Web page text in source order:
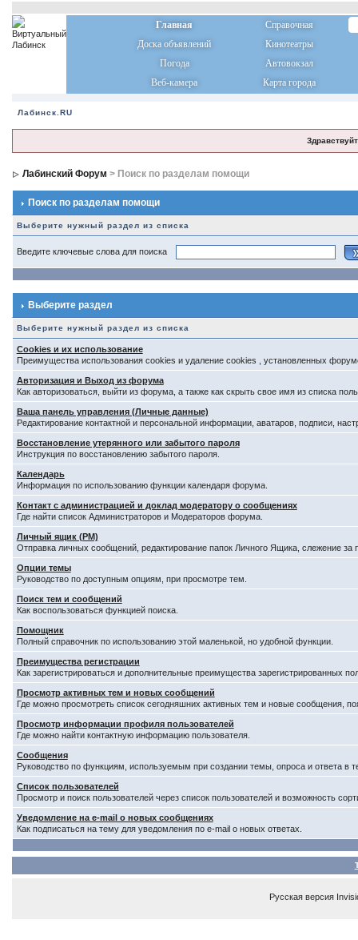
Главная
Справочная
Доска объявлений
Кинотеатры
Погода
Автовокзал
Веб-камера
Карта города
Лабинск.RU
Лабинский Форум > Поиск по разделам помощи
Поиск по разделам помощи
Выберите нужный раздел из списка
Введите ключевые слова для поиска
Выберите раздел
Выберите нужный раздел из списка
Cookies и их использование
Преимущества использования cookies и удаление cookies , установленных
Авторизация и Выход из форума
Как авторизоваться, выйти из форума, а также как скрыть свое имя из списка
Ваша панель управления (Личные данные)
Редактирование контактной и персональной информации, аватаров, подписи,
Восстановление утерянного или забытого пароля
Инструкция по восстановлению забытого пароля.
Календарь
Информация по использованию функции календаря форума.
Контакт с администрацией и доклад модератору о сообщениях
Где найти список Администраторов и Модераторов форума.
Личный ящик (PM)
Отправка личных сообщений, редактирование папок Личного Ящика, слежение
Опции темы
Руководство по доступным опциям, при просмотре тем.
Поиск тем и сообщений
Как воспользоваться функцией поиска.
Помощник
Полный справочник по использованию этой маленькой, но удобной функции.
Преимущества регистрации
Как зарегистрироваться и дополнительные преимущества зарегистрированных
Просмотр активных тем и новых сообщений
Где можно просмотреть список сегодняшних активных тем и новые сообщения,
Просмотр информации профиля пользователей
Где можно найти контактную информацию пользователя.
Сообщения
Руководство по функциям, используемым при создании темы, опроса и ответа в
Список пользователей
Просмотр и поиск пользователей через список пользователей и возможность
Уведомление на e-mail о новых сообщениях
Как подписаться на тему для уведомления по e-mail о новых ответах.
Русская версия